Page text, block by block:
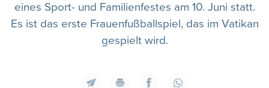
eines Sport- und Familienfestes am 10. Juni statt.
Es ist das erste Frauenfußballspiel, das im Vatikan
gespielt wird.